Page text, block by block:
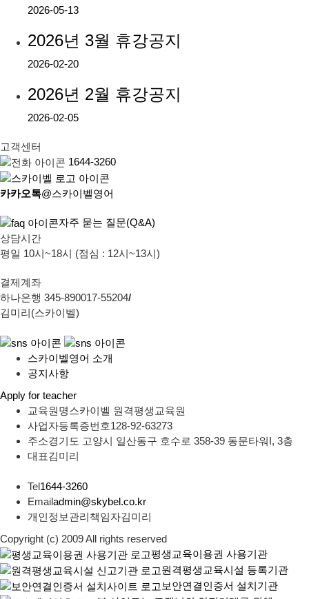
2026-05-13
2026년 3월 휴강공지
2026-02-20
2026년 2월 휴강공지
2026-02-05
고객센터
1644-3260
카카오톡@스카이벨영어
자주 묻는 질문(Q&A)
상담시간
평일 10시~18시 (점심 : 12시~13시)
결제계좌
하나은행 345-890017-55204/
김미리(스카이벨)
스카이벨영어 소개
공지사항
Apply for teacher
교육원명스카이벨 원격평생교육원
사업자등록증번호128-92-63273
주소경기도 고양시 일산동구 호수로 358-39 동문타워I, 3층
대표김미리
Tel1644-3260
Emailadmin@skybel.co.kr
개인정보관리책임자김미리
Copyright (c) 2009 All rights reserved
평생교육이용권 사용기관
원격평생교육시설 등록기관
보안연결인증서 설치기관